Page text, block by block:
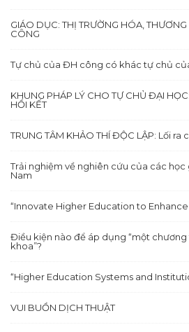
GIÁO DỤC: THỊ TRƯỜNG HÓA,
CÔNG
Tự chủ của ĐH công có khác tự chủ
KHUNG PHÁP LÝ CHO TỰ CHỦ ĐẠI
HỒI KẾT
TRUNG TÂM KHẢO THÍ ĐỘC LẬP: Lối
Trải nghiệm về nghiên cứu của các học
Nam
“Innovate Higher Education to
Điều kiện nào để áp dụng “một chương
khoa”?
“Higher Education Systems and
VUI BUỒN DỊCH THUẬT